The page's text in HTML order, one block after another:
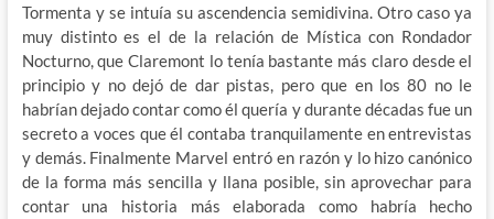
Tormenta y se intuía su ascendencia semidivina. Otro caso ya
muy distinto es el de la relación de Mística con Rondador
Nocturno, que Claremont lo tenía bastante más claro desde el
principio y no dejó de dar pistas, pero que en los 80 no le
habrían dejado contar como él quería y durante décadas fue un
secreto a voces que él contaba tranquilamente en entrevistas
y demás. Finalmente Marvel entró en razón y lo hizo canónico
de la forma más sencilla y llana posible, sin aprovechar para
contar una historia más elaborada como habría hecho